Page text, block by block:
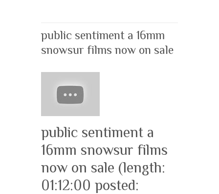
public sentiment a 16mm
snowsur films now on sale
public sentiment a
16mm snowsur films
now on sale (length:
01:12:00 posted: